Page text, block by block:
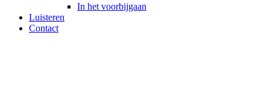
In het voorbijgaan
Luisteren
Contact